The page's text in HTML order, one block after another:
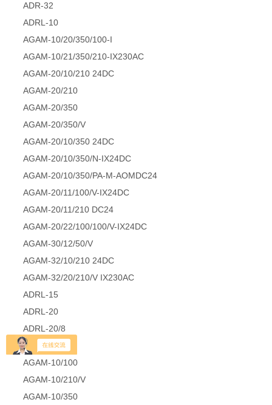
ADR-32
ADRL-10
AGAM-10/20/350/100-I
AGAM-10/21/350/210-IX230AC
AGAM-20/10/210 24DC
AGAM-20/210
AGAM-20/350
AGAM-20/350/V
AGAM-20/10/350 24DC
AGAM-20/10/350/N-IX24DC
AGAM-20/10/350/PA-M-AOMDC24
AGAM-20/11/100/V-IX24DC
AGAM-20/11/210 DC24
AGAM-20/22/100/100/V-IX24DC
AGAM-30/12/50/V
AGAM-32/10/210 24DC
AGAM-32/20/210/V IX230AC
ADRL-15
ADRL-20
ADRL-20/8
ADRL-32
AGAM-10/100
AGAM-10/210/V
AGAM-10/350